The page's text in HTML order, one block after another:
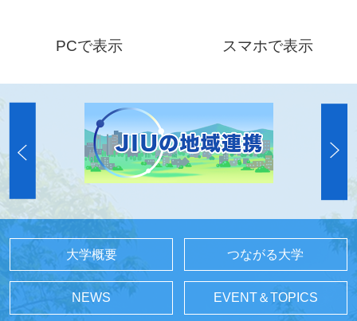
PCで表示 スマホで表示
大学概要 つながる大学
NEWS EVENT＆TOPICS